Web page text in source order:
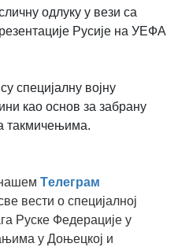
одлуку у вези са
Русије на УЕФА
специјалну војну
као основ за забрану
такмичењима.
Tелеграм
вести о специјалној
Руске Федерације у
у Доњецкој и